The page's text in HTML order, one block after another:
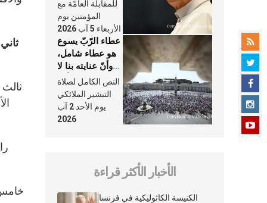
ثالث
خامس
الكنيسة
للمقابلة العامّة مع
المؤمنين يوم
الأربعاء 5 آب 2026
عطاء الرّبّ يسوع
هو عطاء شامل،
وأنّ عنايته بنا لا
تغيب عنّا أبدًا
النص الكامل لصلاة
التبشير الملائكي
يوم الأحد 2 آب
2026
الأخبار الأكثر قراءة
الكنيسة الكاثوليكية في فرنسا